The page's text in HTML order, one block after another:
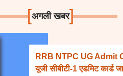
[अगली खबर]
RRB NTPC UG Admit
यूजी सीबीटी-1 एडमिट कार्ड